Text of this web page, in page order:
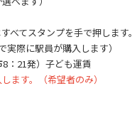
ンプを手で押します。
に駅員が購入します）
21発）子ども運賃
ます。（希望者のみ）